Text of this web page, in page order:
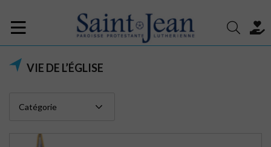
VIE DE L’ÉGLISE